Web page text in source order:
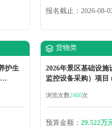
报名截止： 2026-08-
护生
货物类
2026年景区基础设
监控设备采购）项目
浏览次数2460次
预算金额： 29.522万